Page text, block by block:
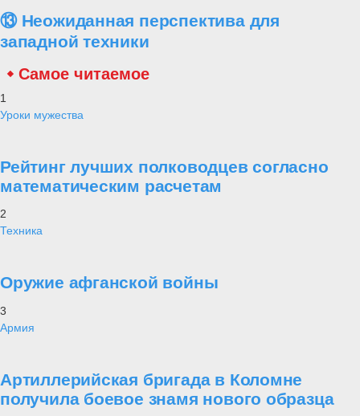
⑬ Неожиданная перспектива для
западной техники
Самое читаемое
1
Уроки мужества
Рейтинг лучших полководцев согласно
математическим расчетам
2
Техника
Оружие афганской войны
3
Армия
Артиллерийская бригада в Коломне
получила боевое знамя нового образца